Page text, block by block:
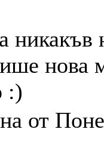
никакъв
нова
:)
от